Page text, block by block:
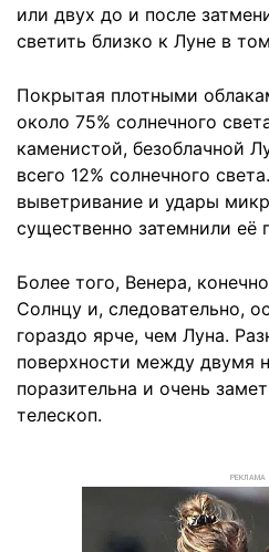
или двух до и после
светить близко к Луне в
Покрытая плотными
около 75% солнечного
каменистой, безоблачной
всего 12% солнечного
выветривание и удары
существенно затемнили её
Более того, Венера,
Солнцу и, следовательно,
гораздо ярче, чем Луна.
поверхности между двумя
поразительна и очень
телескоп.
РЕКЛАМА